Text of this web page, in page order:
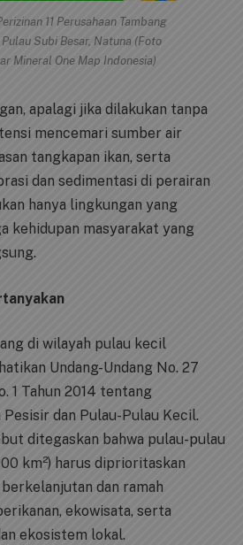
11 Perusahaan Tambang
Subi Besar, Natuna (Foto
Mineral One Map Indonesia)
apalagi jika dilakukan tanpa
mencemari sumber air
tangkapan ikan, serta
dan sedimentasi di perairan
hanya lingkungan yang
kehidupan masyarakat yang
di wilayah pulau kecil
Undang-Undang No. 27
1 Tahun 2014 tentang
Pesisir dan Pulau-Pulau Kecil.
ditegaskan bahwa pulau-pulau
km²) harus diprioritaskan
dan ramah
ekowisata, serta
ekosistem lokal.